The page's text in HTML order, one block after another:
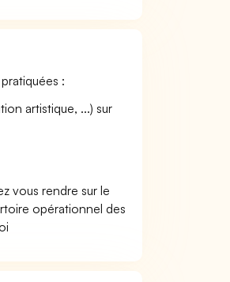
:
artistique, ...) sur
vous rendre sur le
opérationnel des